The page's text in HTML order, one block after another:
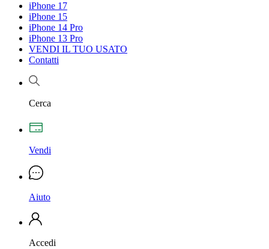
iPhone 17
iPhone 15
iPhone 14 Pro
iPhone 13 Pro
VENDI IL TUO USATO
Contatti
Cerca
Vendi
Aiuto
Accedi